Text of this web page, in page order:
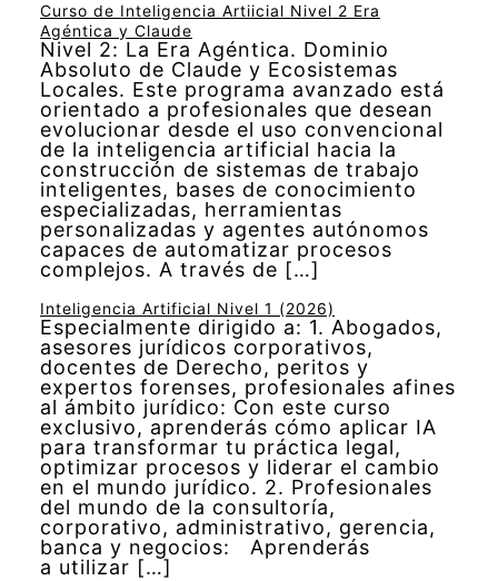
Curso de Inteligencia Artiicial Nivel 2 Era
Agéntica y Claude
Nivel 2: La Era Agéntica. Dominio
Absoluto de Claude y Ecosistemas
Locales. Este programa avanzado está
orientado a profesionales que desean
evolucionar desde el uso convencional
de la inteligencia artificial hacia la
construcción de sistemas de trabajo
inteligentes, bases de conocimiento
especializadas, herramientas
personalizadas y agentes autónomos
capaces de automatizar procesos
complejos. A través de […]
Inteligencia Artificial Nivel 1 (2026)
Especialmente dirigido a: 1. Abogados,
asesores jurídicos corporativos,
docentes de Derecho, peritos y
expertos forenses, profesionales afines
al ámbito jurídico: Con este curso
exclusivo, aprenderás cómo aplicar IA
para transformar tu práctica legal,
optimizar procesos y liderar el cambio
en el mundo jurídico. 2. Profesionales
del mundo de la consultoría,
corporativo, administrativo, gerencia,
banca y negocios: Aprenderás
a utilizar […]